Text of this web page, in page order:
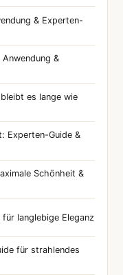
& Experten-
&
es lange wie
Experten-Guide &
Schönheit &
langlebige Eleganz
für strahlendes